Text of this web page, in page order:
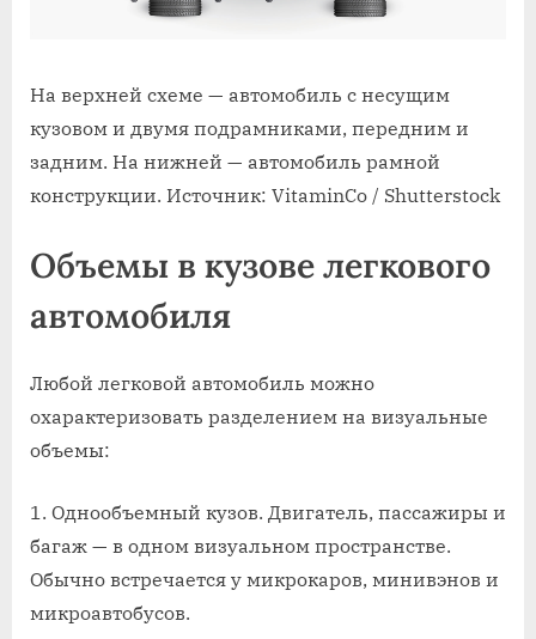
На верхней схеме — автомобиль с несущим
кузовом и двумя подрамниками, передним и
задним. На нижней — автомобиль рамной
конструкции. Источник: VitaminCo / Shutterstock
Объемы в кузове легкового
автомобиля
Любой легковой автомобиль можно
охарактеризовать разделением на визуальные
объемы:
Однообъемный кузов. Двигатель, пассажиры и
багаж — в одном визуальном пространстве.
Обычно встречается у микрокаров, минивэнов и
микроавтобусов.